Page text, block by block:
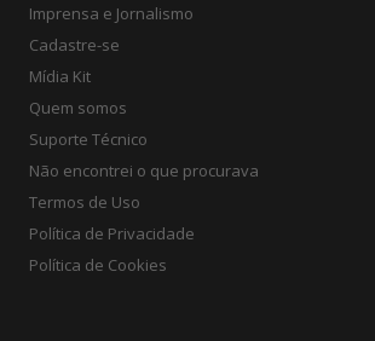
Imprensa e Jornalismo
Cadastre-se
Mídia Kit
Quem somos
Suporte Técnico
Não encontrei o que procurava
Termos de Uso
Política de Privacidade
Política de Cookies